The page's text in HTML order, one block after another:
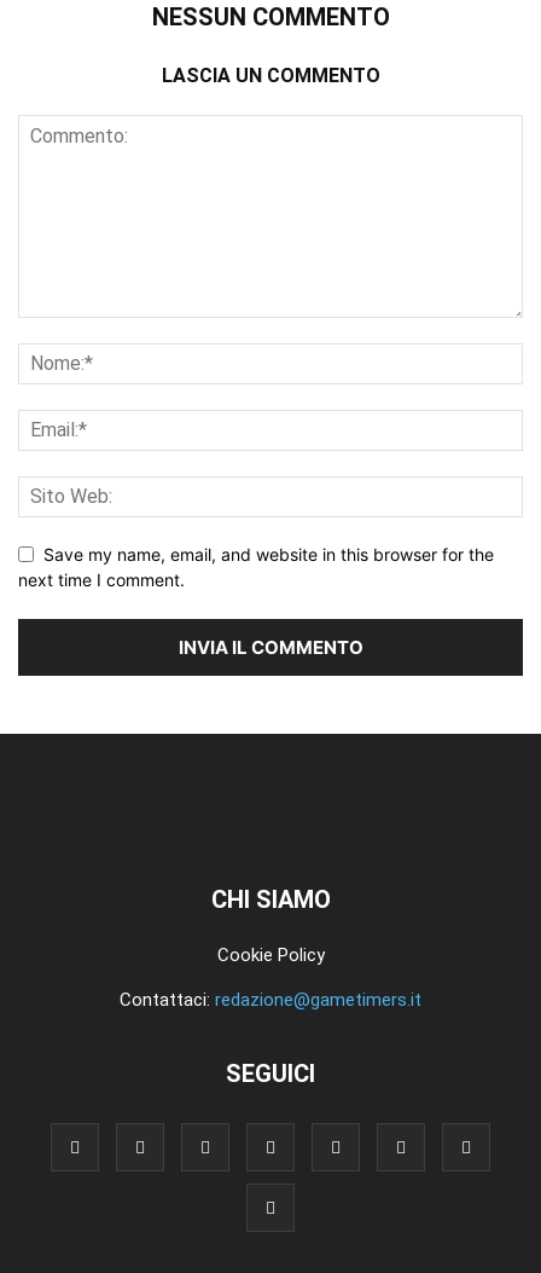
NESSUN COMMENTO
LASCIA UN COMMENTO
Save my name, email, and website in this browser for the
next time I comment.
CHI SIAMO
Cookie Policy
Contattaci: redazione@gametimers.it
SEGUICI